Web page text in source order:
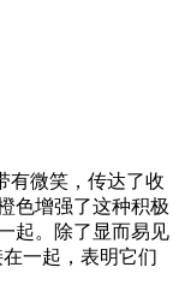
有微笑，传达了收
色增强了这种积极
起。除了显而易见
一起，表明它们